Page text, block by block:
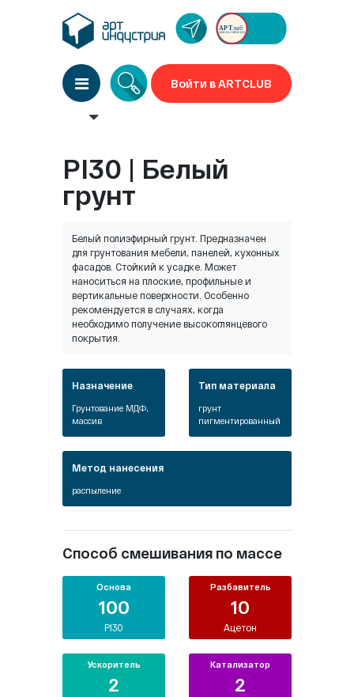
Войти в ARTCLUB
PI30 | Белый
грунт
Белый полиэфирный грунт. Предназначен
для грунтования мебели, панелей, кухонных
фасадов. Стойкий к усадке. Может
наноситься на плоские, профильные и
вертикальные поверхности. Особенно
рекомендуется в случаях, когда
необходимо получение высокоглянцевого
покрытия.
Назначение
Грунтование МДФ,
массив
Тип материала
грунт
пигментированный
Метод нанесения
распыление
Способ смешивания по массе
Основа
100
PI30
Разбавитель
10
Ацетон
Ускоритель
2
Катализатор
2